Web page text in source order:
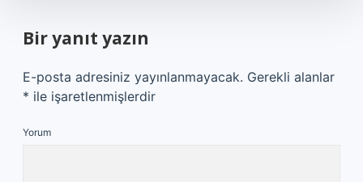
Bir yanıt yazın
E-posta adresiniz yayınlanmayacak. Gerekli alanlar
* ile işaretlenmişlerdir
Yorum